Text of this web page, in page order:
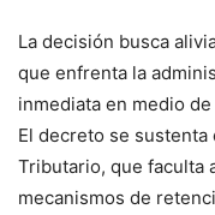
La decisión busca
que enfrenta la
inmediata en medio
El decreto se
Tributario, que faculta
mecanismos de